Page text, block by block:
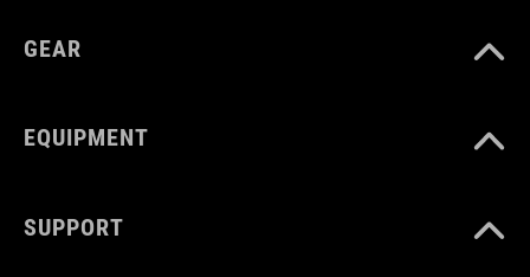
GEAR
EQUIPMENT
SUPPORT